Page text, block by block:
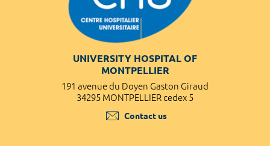
UNIVERSITY HOSPITAL OF
MONTPELLIER
191 avenue du Doyen Gaston Giraud
34295 MONTPELLIER cedex 5
Contact us